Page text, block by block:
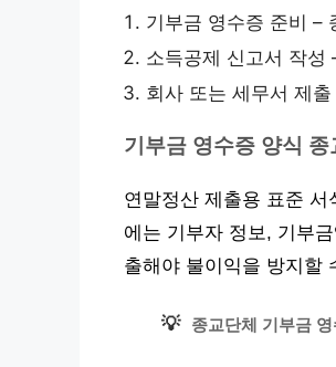
기부금 영수증 준비 –
소득공제 신고서 작성
회사 또는 세무서 제
기부금 영수증 양식 종
연말정산 제출용 표준
에는 기부자 정보, 기부
출해야 불이익을 방지할
💡 종교단체 기부금